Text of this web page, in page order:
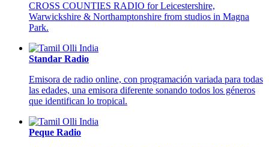
CROSS COUNTIES RADIO for Leicestershire,
Warwickshire & Northamptonshire from studios in Magna
Park.
Standar Radio
Emisora de radio online, con programación variada para todas
las edades, una emisora diferente sonando todos los géneros
que identifican lo tropical.
Peque Radio